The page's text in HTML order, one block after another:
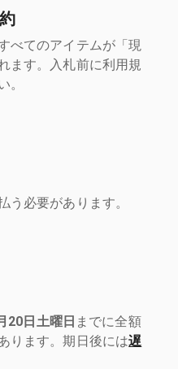
べてのアイテムが「現
ます。入札前に利用規
。
う必要があります。
20日土曜日 までに全額
ります。期日後には遅